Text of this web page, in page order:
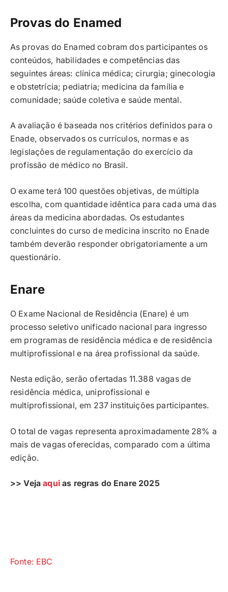
Provas do Enamed
As provas do Enamed cobram dos participantes os
conteúdos, habilidades e competências das
seguintes áreas: clínica médica; cirurgia; ginecologia
e obstetrícia; pediatria; medicina da família e
comunidade; saúde coletiva e saúde mental.
A avaliação é baseada nos critérios definidos para o
Enade, observados os currículos, normas e as
legislações de regulamentação do exercício da
profissão de médico no Brasil.
O exame terá 100 questões objetivas, de múltipla
escolha, com quantidade idêntica para cada uma das
áreas da medicina abordadas. Os estudantes
concluintes do curso de medicina inscrito no Enade
também deverão responder obrigatoriamente a um
questionário.
Enare
O Exame Nacional de Residência (Enare) é um
processo seletivo unificado nacional para ingresso
em programas de residência médica e de residência
multiprofissional e na área profissional da saúde.
Nesta edição, serão ofertadas 11.388 vagas de
residência médica, uniprofissional e
multiprofissional, em 237 instituições participantes.
O total de vagas representa aproximadamente 28% a
mais de vagas oferecidas, comparado com a última
edição.
>> Vejaaquias regras do Enare 2025
Fonte: EBC